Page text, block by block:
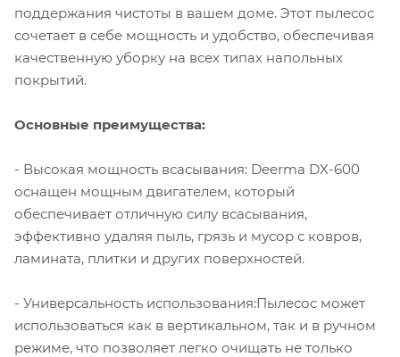
поддержания чистоты в вашем доме. Этот пылесос
сочетает в себе мощность и удобство, обеспечивая
качественную уборку на всех типах напольных
покрытий.
Основные преимущества:
- Высокая мощность всасывания: Deerma DX-600
оснащен мощным двигателем, который
обеспечивает отличную силу всасывания,
эффективно удаляя пыль, грязь и мусор с ковров,
ламината, плитки и других поверхностей.
- Универсальность использования:Пылесос может
использоваться как в вертикальном, так и в ручном
режиме, что позволяет легко очищать не только